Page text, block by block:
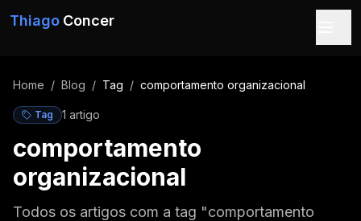
Thiago Concer
Home / Blog / Tag / comportamento organizacional
Tag 1 artigo
comportamento
organizacional
Todos os artigos com a tag "comportamento